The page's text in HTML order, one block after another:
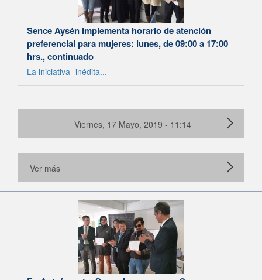
Sence Aysén implementa horario de atención
preferencial para mujeres: lunes, de 09:00 a 17:00
hrs., continuado
La iniciativa -inédita...
Viernes, 17 Mayo, 2019 - 11:14
Ver más